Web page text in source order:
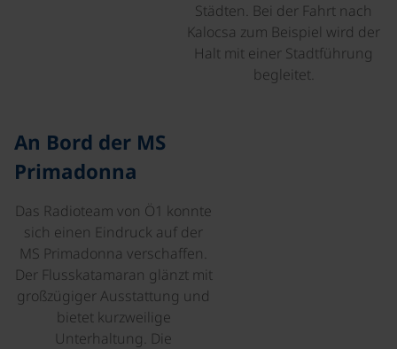
Städten. Bei der Fahrt nach
Kalocsa zum Beispiel wird der
Halt mit einer Stadtführung
begleitet.
An Bord der MS
Primadonna
Das Radioteam von Ö1 konnte
sich einen Eindruck auf der
MS Primadonna verschaffen.
Der Flusskatamaran glänzt mit
großzügiger Ausstattung und
bietet kurzweilige
Unterhaltung. Die